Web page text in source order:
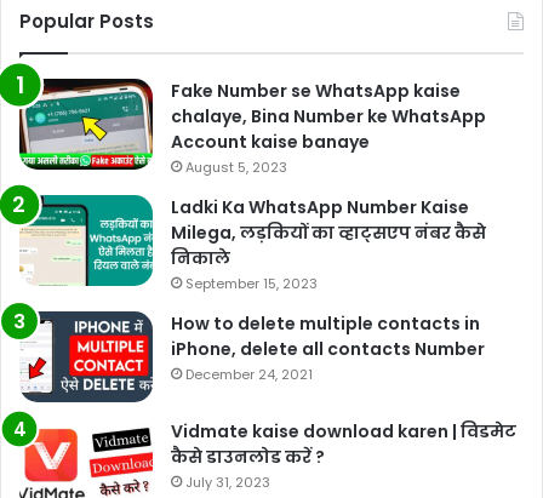
Popular Posts
Fake Number se WhatsApp kaise
chalaye, Bina Number ke WhatsApp
Account kaise banaye
August 5, 2023
Ladki Ka WhatsApp Number Kaise
Milega, लड़कियों का व्हाट्सएप नंबर कैसे
निकाले
September 15, 2023
How to delete multiple contacts in
iPhone, delete all contacts Number
December 24, 2021
Vidmate kaise download karen | विडमेट
कैसे डाउनलोड करें ?
July 31, 2023